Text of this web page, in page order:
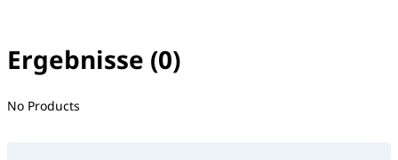
Ergebnisse (0)
No filter(s) selected
No Products